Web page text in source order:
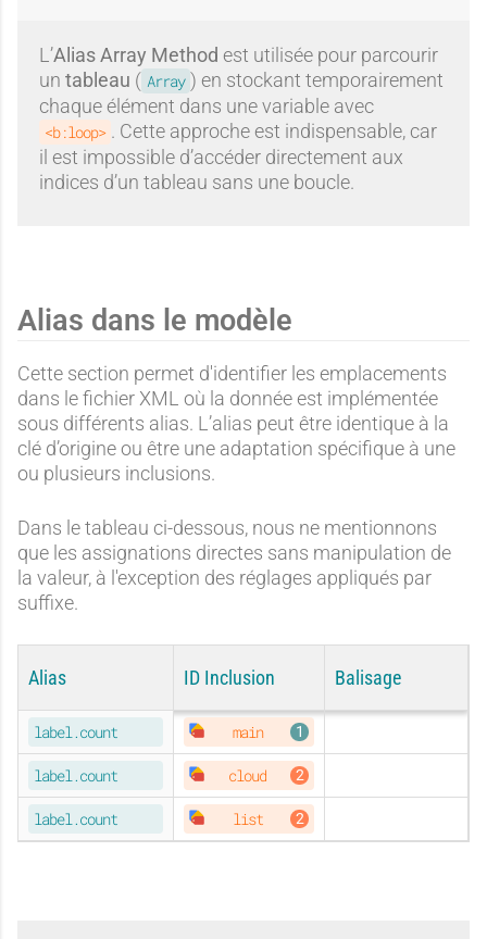
L’Alias Array Method est utilisée pour parcourir
un tableau ( Array ) en stockant temporairement
chaque élément dans une variable avec
<b:loop> . Cette approche est indispensable, car
il est impossible d’accéder directement aux
indices d’un tableau sans une boucle.
Alias dans le modèle
Cette section permet d'identifier les emplacements
dans le fichier XML où la donnée est implémentée
sous différents alias. L’alias peut être identique à la
clé d’origine ou être une adaptation spécifique à une
ou plusieurs inclusions.
Dans le tableau ci-dessous, nous ne mentionnons
que les assignations directes sans manipulation de
la valeur, à l'exception des réglages appliqués par
suffixe.
Alias ID Inclusion Balisage
label.count main
ORIGINAL
label.count cloud
label.count list